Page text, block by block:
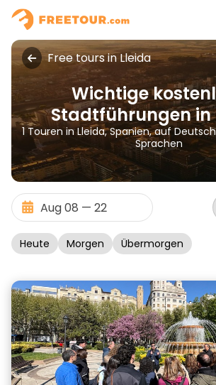
Free tours in Lleida
Wichtige
Stadtführungen in
1 Touren in Lleida, Spanien, auf
Sprachen
Heute Morgen Übermorgen